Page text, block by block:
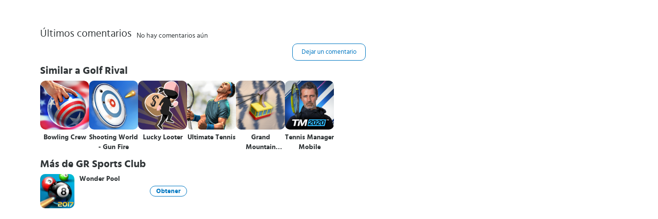
Últimos comentarios No hay comentarios aún
Dejar un comentario
Similar a Golf Rival
Bowling Crew Shooting World
- Gun Fire
Lucky Looter Ultimate Tennis
Grand
Mountain
Tennis Manager
Mobile
Más de GR Sports Club
Wonder Pool
Obtener